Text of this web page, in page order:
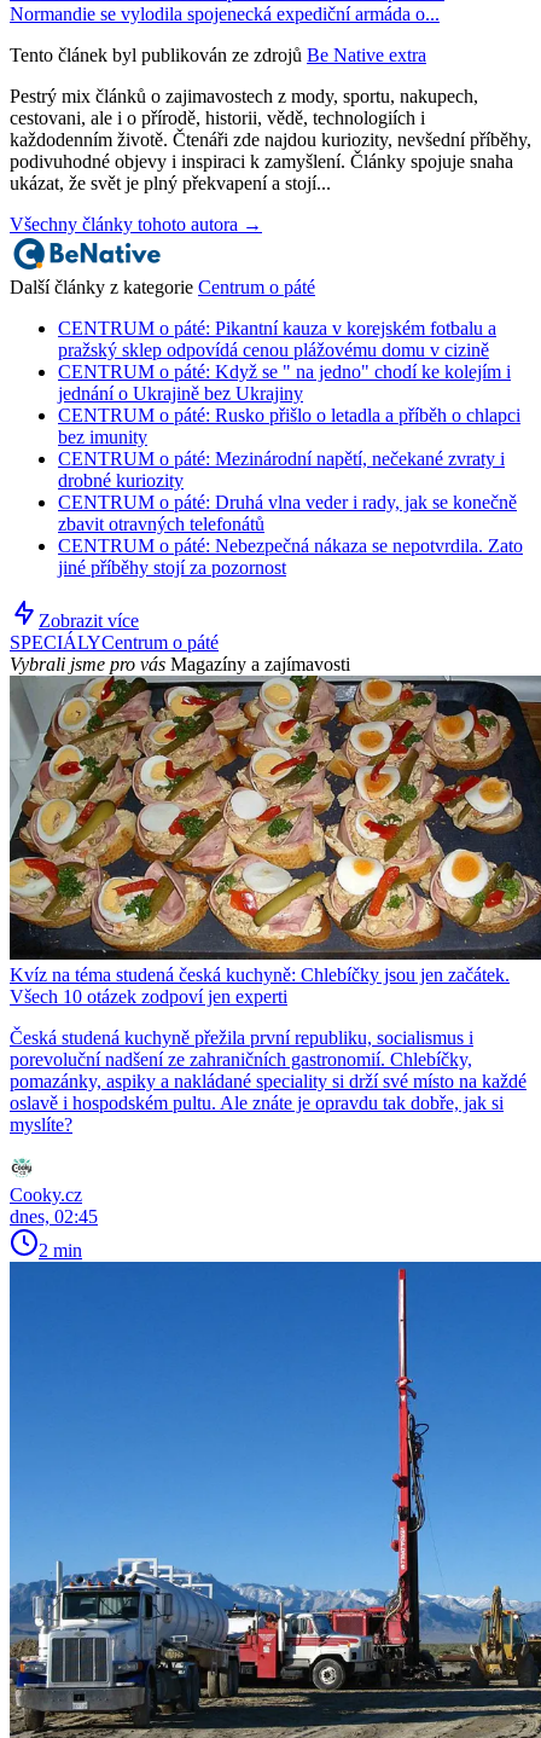
Normandie se vylodila spojenecká expediční armáda o...
Tento článek byl publikován ze zdrojů Be Native extra
Pestrý mix článků o zajimavostech z mody, sportu, nakupech,
cestovani, ale i o přírodě, historii, vědě, technologiích i
každodenním životě. Čtenáři zde najdou kuriozity, nevšední příběhy,
podivuhodné objevy i inspiraci k zamyšlení. Články spojuje snaha
ukázat, že svět je plný překvapení a stojí...
Všechny články tohoto autora →
Další články z kategorie Centrum o páté
CENTRUM o páté: Pikantní kauza v korejském fotbalu a
pražský sklep odpovídá cenou plážovému domu v cizině
CENTRUM o páté: Když se " na jedno" chodí ke kolejím i
jednání o Ukrajině bez Ukrajiny
CENTRUM o páté: Rusko přišlo o letadla a příběh o chlapci
bez imunity
CENTRUM o páté: Mezinárodní napětí, nečekané zvraty i
drobné kuriozity
CENTRUM o páté: Druhá vlna veder i rady, jak se konečně
zbavit otravných telefonátů
CENTRUM o páté: Nebezpečná nákaza se nepotvrdila. Zato
jiné příběhy stojí za pozornost
Zobrazit více
SPECIÁLYCentrum o páté
Vybrali jsme pro vás Magazíny a zajímavosti
Kvíz na téma studená česká kuchyně: Chlebíčky jsou jen začátek.
Všech 10 otázek zodpoví jen experti
Česká studená kuchyně přežila první republiku, socialismus i
porevoluční nadšení ze zahraničních gastronomií. Chlebíčky,
pomazánky, aspiky a nakládané speciality si drží své místo na každé
oslavě i hospodském pultu. Ale znáte je opravdu tak dobře, jak si
myslíte?
Cooky.cz
dnes, 02:45
2 min